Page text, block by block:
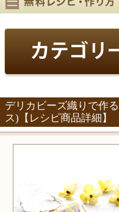
デリカビーズ織りで作
ス)【レシピ商品詳細】